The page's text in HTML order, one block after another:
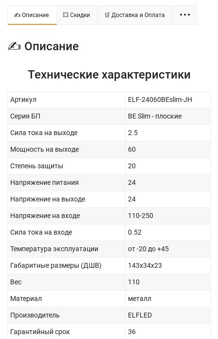
✍ Описание 💥 Скидки 🛒 Доставка и Оплата
✍ Описание
Технические характеристики
Артикул ELF-24060BEslim-JH
Серия БП BE Slim - плоские
Сила тока на выходе 2.5
Мощность на выходе 60
Степень защиты 20
Напряжение питания 24
Напряжение на выходе 24
Напряжение на входе 110-250
Сила тока на входе 0.52
Температура эксплуатации от -20 до +45
Габаритные размеры (ДШВ) 143х34х23
Вес 110
Материал металл
Производитель ELFLED
Гарантийный срок 36